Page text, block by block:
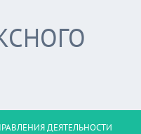
ДЕЯТЕЛЬНОСТИ